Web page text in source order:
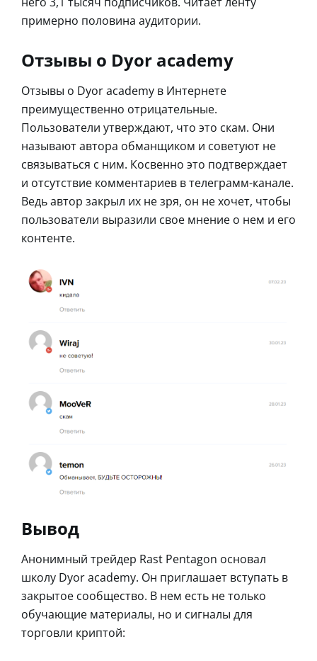
примерно половина аудитории.
Отзывы о Dyor academy
Отзывы о Dyor academy в Интернете
преимущественно отрицательные.
Пользователи утверждают, что это скам. Они
называют автора обманщиком и советуют не
связываться с ним. Косвенно это подтверждает
и отсутствие комментариев в телеграмм-канале.
Ведь автор закрыл их не зря, он не хочет, чтобы
пользователи выразили свое мнение о нем и его
контенте.
Вывод
Анонимный трейдер Rast Pentagon основал
школу Dyor academy. Он приглашает вступать в
закрытое сообщество. В нем есть не только
обучающие материалы, но и сигналы для
торговли криптой: